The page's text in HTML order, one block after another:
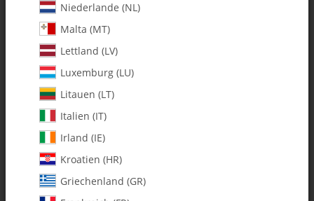
Niederlande (NL)
Malta (MT)
Lettland (LV)
Luxemburg (LU)
Litauen (LT)
Italien (IT)
Irland (IE)
Kroatien (HR)
Griechenland (GR)